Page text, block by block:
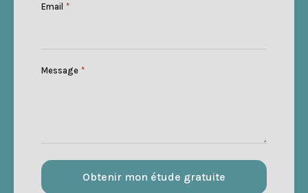
Email *
Message *
Obtenir mon étude gratuite